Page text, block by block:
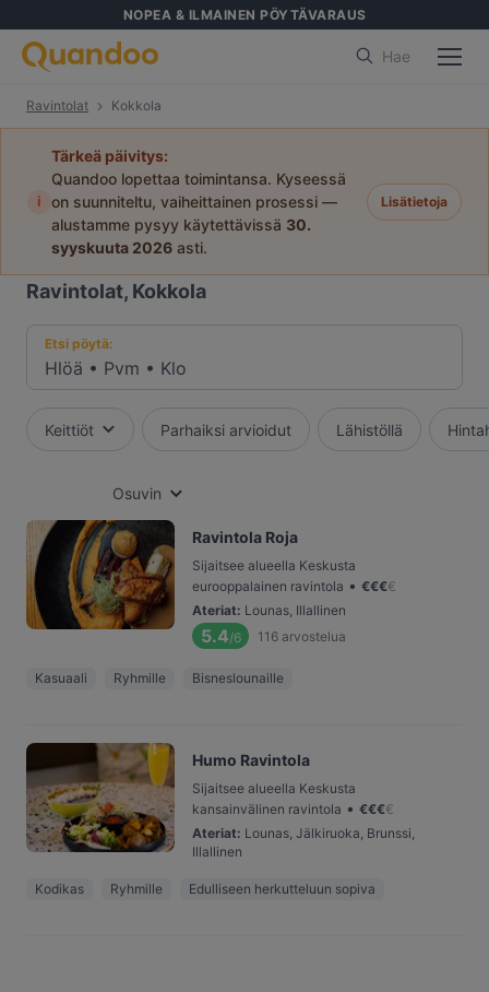
NOPEA & ILMAINEN PÖYTÄVARAUS
Hae
Ravintolat Kokkola
i
Tärkeä päivitys:
Quandoo lopettaa toimintansa. Kyseessä
on suunniteltu, vaiheittainen prosessi —
alustamme pysyy käytettävissä 30.
syyskuuta 2026 asti.
Lisätietoja
Ravintolat, Kokkola
Etsi pöytä:
Hlöä • Pvm • Klo
Keittiöt Parhaiksi arvioidut Lähistöllä
Osuvin
Ravintola Roja
Sijaitsee alueella Keskusta
eurooppalainen ravintola • €€€€
Ateriat: Lounas, Illallinen
5.4/6 116 arvostelua
Kasuaali Ryhmille Bisneslounaille
Humo Ravintola
Sijaitsee alueella Keskusta
kansainvälinen ravintola • €€€€
Ateriat: Lounas, Jälkiruoka, Brunssi,
Illallinen
Kodikas Ryhmille Edulliseen herkutteluun sopiva